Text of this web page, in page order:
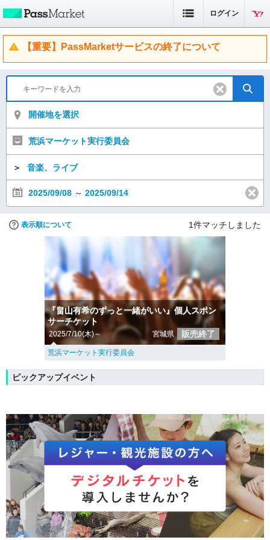
ログイン
【重要】PassMarketサービスの終了について
開催地を選択
荒浜マーケット実行委員会
＞ 音楽、ライブ
2025/09/08 ～ 2025/09/14
表示順について 1件マッチしました
『畠山有希のずっと一緒がいい』個人スポン
サーチケット
2025/7/10(木)～ 宮城県 販売終了
荒浜マーケット実行委員会
ピックアップイベント